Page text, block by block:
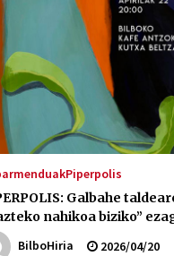
protagonista
2026/07/16
POTTO: San
saioa
2026/07/09
Auritz
ikusgai
Piperpolis
Galbahe
nahikoa biziko”
BilboHiria
2026/04/20